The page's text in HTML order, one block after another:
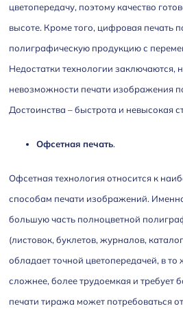
цветопередачу, поэтому качество
высоте. Кроме того, цифровая печать
полиграфическую продукцию с
Недостатки технологии заключаются,
невозможности печати изображения
Достоинства – быстрота и невысокая
Офсетная печать.
Офсетная технология относится к
способам печати изображений.
большую часть полноцветной
(листовок, буклетов, журналов,
обладает точной цветопередачей, в то
сложнее, более трудоемкая и требует
печати тиража может потребоваться